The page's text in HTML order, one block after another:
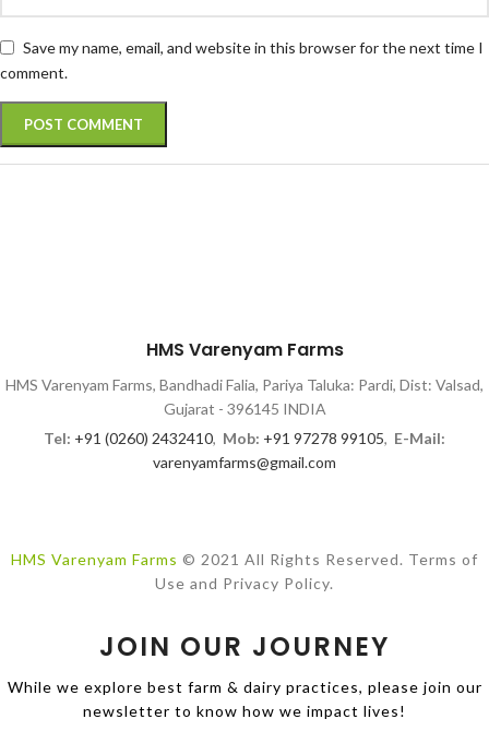
Save my name, email, and website in this browser for the next time I
comment.
HMS Varenyam Farms
HMS Varenyam Farms, Bandhadi Falia, Pariya Taluka: Pardi, Dist: Valsad,
Gujarat - 396145 INDIA
Tel: +91 (0260) 2432410, Mob: +91 97278 99105, E-Mail:
varenyamfarms@gmail.com
HMS Varenyam Farms © 2021 All Rights Reserved. Terms of
Use and Privacy Policy.
JOIN OUR JOURNEY
While we explore best farm & dairy practices, please join our
newsletter to know how we impact lives!